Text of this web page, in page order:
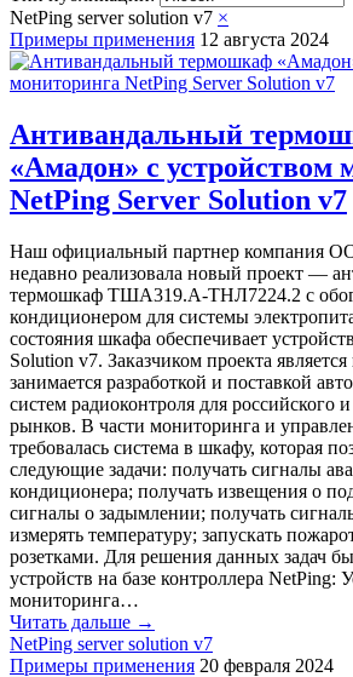
NetPing server solution v7 ×
Примеры применения 12 августа 2024
Антивандальный
«Амадон» с устройством
NetPing Server Solution v7
Наш официальный партнер компания
недавно реализовала новый проект —
термошкаф ТША319.А-ТНЛ7224.2 с
кондиционером для системы
состояния шкафа обеспечивает
Solution v7. Заказчиком проекта
занимается разработкой и поставкой
систем радиоконтроля для российского
рынков. В части мониторинга и
требовалась система в шкафу, которая
следующие задачи: получать сигналы
кондиционера; получать извещения о
сигналы о задымлении; получать
измерять температуру; запускать
розетками. Для решения данных задач
устройств на базе контроллера NetPing:
мониторинга…
Читать дальше →
NetPing server solution v7
Примеры применения 20 февраля 2024